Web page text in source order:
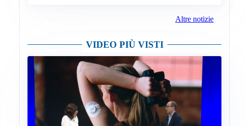
Altre notizie
VIDEO PIÙ VISTI